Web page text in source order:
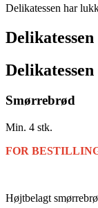
Delikatessen har
Delikatessen
Delikatessen
Smørrebrød
Min. 4 stk.
FOR
Højtbelagt